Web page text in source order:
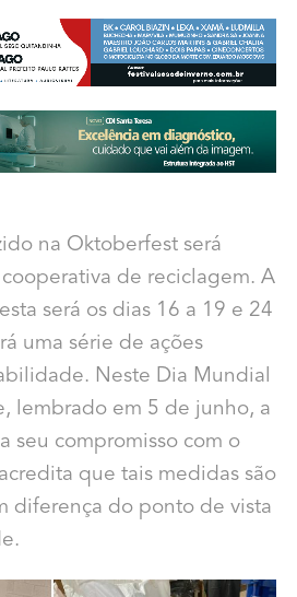
na Oktoberfest será
de reciclagem. A
será os dias 16 a 19 e 24
uma série de ações
Neste Dia Mundial
lembrado em 5 de junho, a
seu compromisso com o
que tais medidas são
diferença do ponto de vista